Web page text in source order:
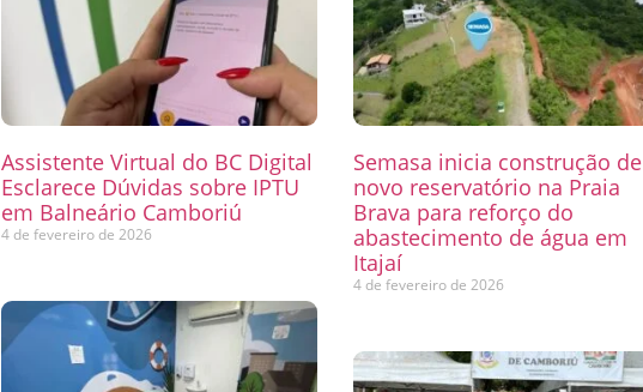
Assistente Virtual do BC Digital
Esclarece Dúvidas sobre IPTU
em Balneário Camboriú
4 de fevereiro de 2026
Semasa inicia construção de
novo reservatório na Praia
Brava para reforço do
abastecimento de água em
Itajaí
4 de fevereiro de 2026